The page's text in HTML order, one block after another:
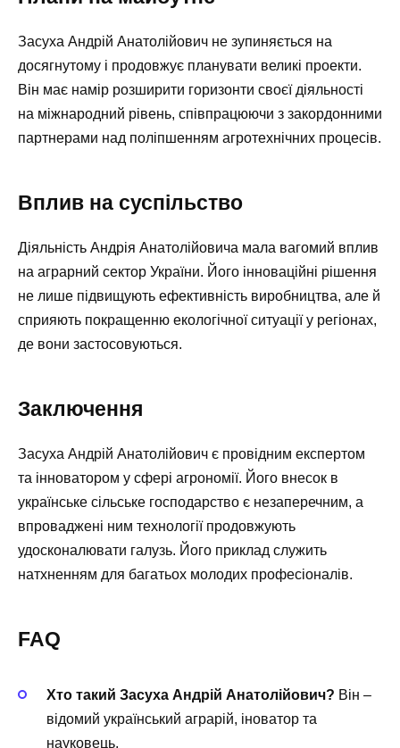
Засуха Андрій Анатолійович не зупиняється на
досягнутому і продовжує планувати великі проекти.
Він має намір розширити горизонти своєї діяльності
на міжнародний рівень, співпрацюючи з закордонними
партнерами над поліпшенням агротехнічних процесів.
Вплив на суспільство
Діяльність Андрія Анатолійовича мала вагомий вплив
на аграрний сектор України. Його інноваційні рішення
не лише підвищують ефективність виробництва, але й
сприяють покращенню екологічної ситуації у регіонах,
де вони застосовуються.
Заключення
Засуха Андрій Анатолійович є провідним експертом
та інноватором у сфері агрономії. Його внесок в
українське сільське господарство є незаперечним, а
впроваджені ним технології продовжують
удосконалювати галузь. Його приклад служить
натхненням для багатьох молодих професіоналів.
FAQ
Хто такий Засуха Андрій Анатолійович? Він –
відомий український аграрій, іноватор та
науковець.